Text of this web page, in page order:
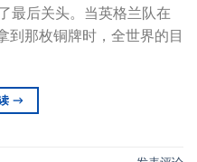
最后关头。当英格兰队在
到那枚铜牌时，全世界的目
→